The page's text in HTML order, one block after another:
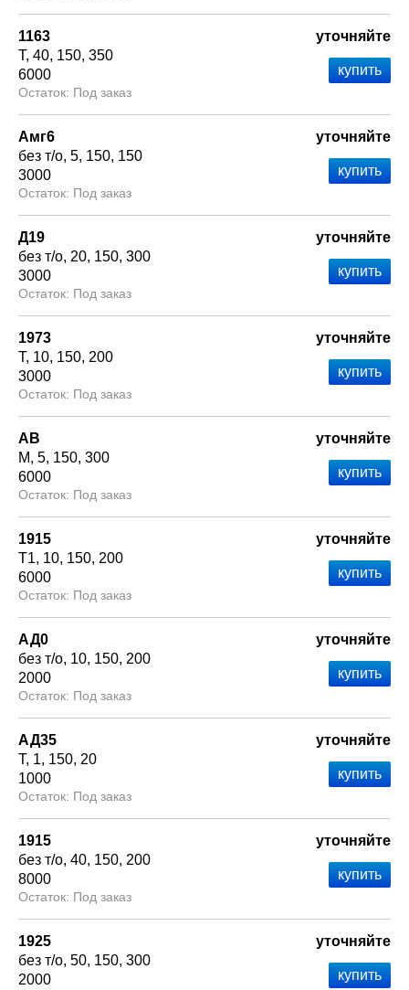
1163
Т 40 150 350
6000
Под заказ
уточняйте
Амг6
без т/о 5 150 150
3000
Под заказ
уточняйте
Д19
без т/о 20 150 300
3000
Под заказ
уточняйте
1973
Т 10 150 200
3000
Под заказ
уточняйте
АВ
М 5 150 300
6000
Под заказ
уточняйте
1915
Т1 10 150 200
6000
Под заказ
уточняйте
АД0
без т/о 10 150 200
2000
Под заказ
уточняйте
АД35
Т 1 150 20
1000
Под заказ
уточняйте
1915
без т/о 40 150 200
8000
Под заказ
уточняйте
1925
без т/о 50 150 300
2000
уточняйте